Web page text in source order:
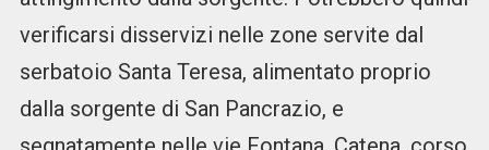
verificarsi disservizi nelle zone servite dal
serbatoio Santa Teresa, alimentato proprio
dalla sorgente di San Pancrazio, e